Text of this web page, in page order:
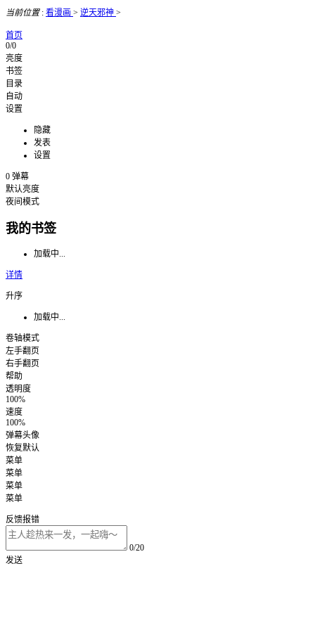
当前位置: 看漫画 > 逆天邪神 >
首页
0/0
亮度
书签
目录
自动
设置
隐藏
发表
设置
0 弹幕
默认亮度
夜间模式
我的书签
加载中...
详情
升序
加载中...
卷轴模式
左手翻页
右手翻页
帮助
透明度
100%
速度
100%
弹幕头像
恢复默认
菜单
菜单
菜单
菜单
反馈报错
0/20
发送